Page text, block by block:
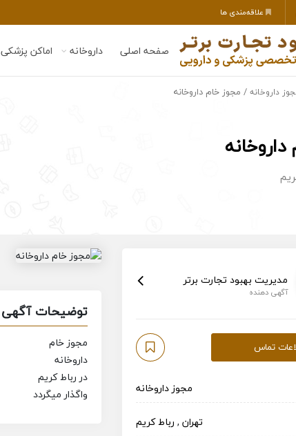
علاقه‌مندی ها
صفحه اصلی داروخانه اماکن پزشکی
داروخانه / مجوز خام داروخانه
مدیریت بهبود تجارت برتر
آگهی دهنده
تماس
مجوز داروخانه
تهران , رباط کریم
توضیحات آگهی
مجوز خام
داروخانه
در رباط کریم
واگذار میگردد